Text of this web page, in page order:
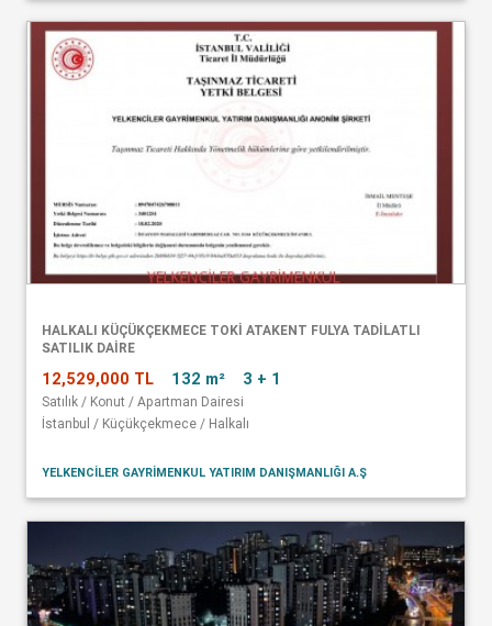
HALKALI KÜÇÜKÇEKMECE TOKİ ATAKENT FULYA TADİLATLI
SATILIK DAİRE
12,529,000 TL 132 m² 3 + 1
Satılık / Konut / Apartman Dairesi
İstanbul / Küçükçekmece / Halkalı
YELKENCİLER GAYRİMENKUL YATIRIM DANIŞMANLIĞI A.Ş